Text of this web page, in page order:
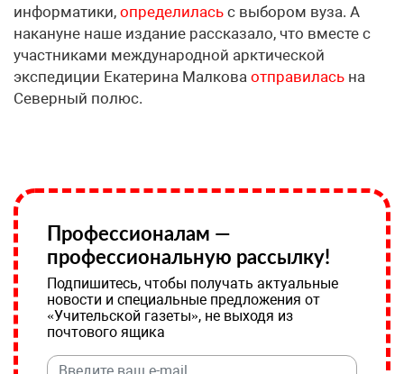
информатики, определилась с выбором вуза. А
накануне наше издание рассказало, что вместе с
участниками международной арктической
экспедиции Екатерина Малкова отправилась на
Северный полюс.
Профессионалам —
профессиональную рассылку!
Подпишитесь, чтобы получать актуальные
новости и специальные предложения от
«Учительской газеты», не выходя из
почтового ящика